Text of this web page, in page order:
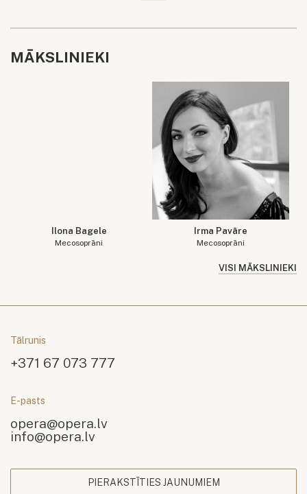
MĀKSLINIEKI
Ilona Bagele
Mecosoprāni
Irma Pavāre
Mecosoprāni
VISI MĀKSLINIEKI
Tālrunis
+371 67 073 777
E-pasts
opera@opera.lv
info@opera.lv
PIERAKSTĪTIES JAUNUMIEM